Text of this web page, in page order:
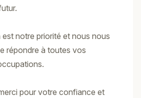
notre priorité et nous nous
répondre à toutes vos
pour votre confiance et